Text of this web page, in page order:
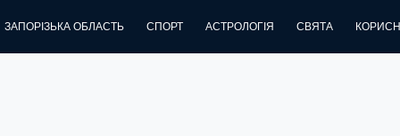
ЗАПОРІЗЬКА ОБЛАСТЬ СПОРТ АСТРОЛОГІЯ СВЯТА